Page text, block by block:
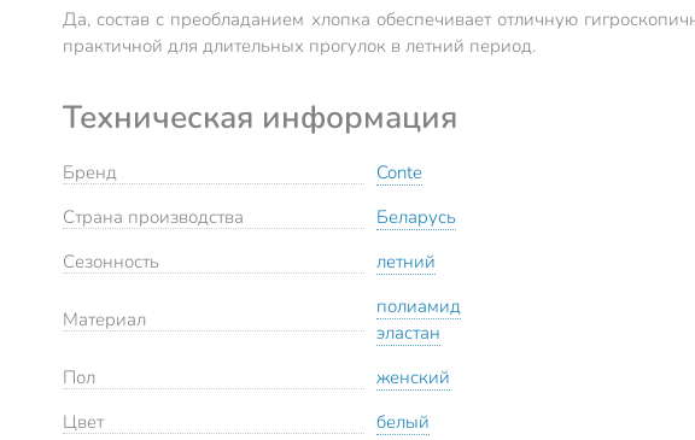
Да, состав с преобладанием хлопка обеспечивает отличную
практичной для длительных прогулок в летний период.
Техническая информация
Бренд
Conte
Страна производства
Беларусь
Сезонность
летний
Материал
полиамид
эластан
Пол
женский
Цвет
белый